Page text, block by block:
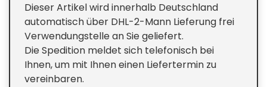
Dieser Artikel wird innerhalb Deutschland
automatisch über DHL-2-Mann Lieferung frei
Verwendungstelle an Sie geliefert.
Die Spedition meldet sich telefonisch bei
Ihnen, um mit Ihnen einen Liefertermin zu
vereinbaren.